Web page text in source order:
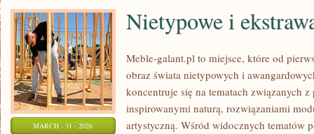
MARCH - 31 - 2026
Nietypowe i
Meble-galant.pl to miejsce, które od
obraz świata nietypowych i
koncentruje się na tematach związanych
inspirowanymi naturą, rozwiązaniami
artystyczną. Wśród widocznych tematów